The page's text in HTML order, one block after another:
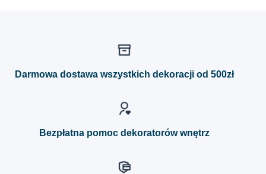
Darmowa dostawa wszystkich dekoracji od 500zł
Bezpłatna pomoc dekoratorów wnętrz